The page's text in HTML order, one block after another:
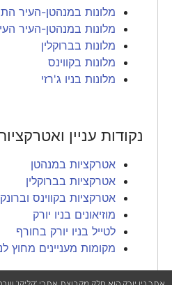
מלונות במנהטן-העיר
מלונות במנהטן-העיר
מלונות בברוקלין
מלונות בקווינס
מלונות בניו ג'רזי
נקודות עניין
אטרקציות במנהטן
אטרקציות בברוקלין
אטרקציות בקווינס
מוזיאונים בניו יורק
לטייל בניו יורק בחורף
מקומות מעניינים מחוץ